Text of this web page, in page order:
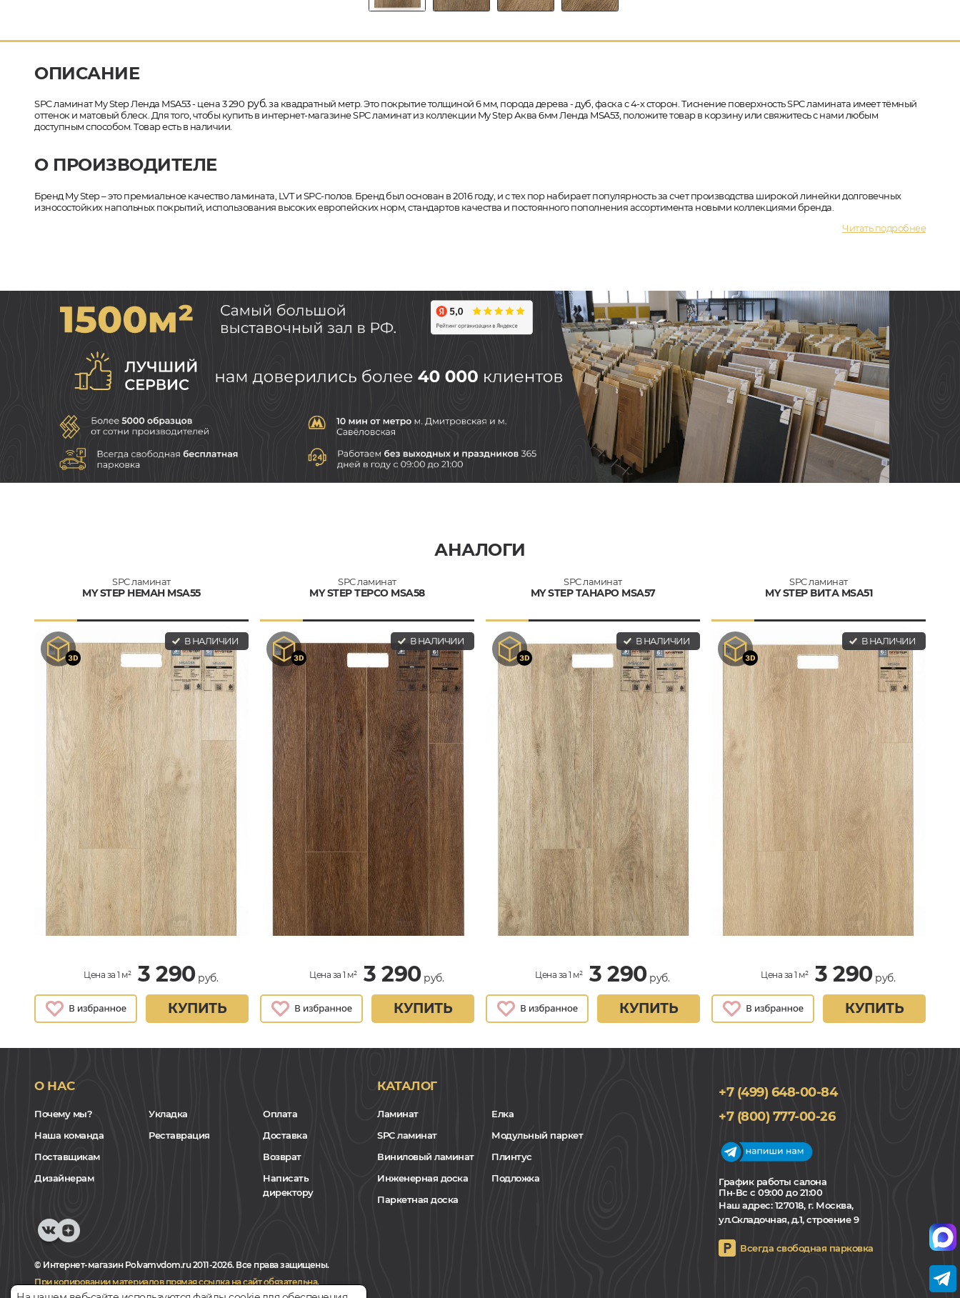
ОПИСАНИЕ
SPC ламинат My Step Ленда MSA53 - цена 3 290 руб.за квадратный метр. Это покрытие толщиной 6 мм, порода дерева - дуб, фаска с 4-х сторон. Тиснение поверхность SPC ламината имеет тёмный
оттенок и матовый блеск. Для того, чтобы купить в интернет-магазине SPC ламинат из коллекции My Step Аква 6мм Ленда MSA53, положите товар в корзину или свяжитесь с нами любым
доступным способом. Товар есть в наличии.
О ПРОИЗВОДИТЕЛЕ
Бренд My Step – это премиальное качество ламината, LVT и SPC-полов. Бренд был основан в 2016 году, и с тех пор набирает популярность за счет производства широкой линейки долговечных
износостойких напольных покрытий, использования высоких европейских норм, стандартов качества и постоянного пополнения ассортимента новыми коллекциями бренда.
Читать подробнее
АНАЛОГИ
SPC ламинат
MY STEP НЕМАН MSA55
В НАЛИЧИИ
Цена за 1 м² 3 290руб.
КУПИТЬ
SPC ламинат
MY STEP ТЕРСО MSA58
В НАЛИЧИИ
Цена за 1 м² 3 290руб.
КУПИТЬ
SPC ламинат
MY STEP ТАНАРО MSA57
В НАЛИЧИИ
Цена за 1 м² 3 290руб.
КУПИТЬ
SPC ламинат
MY STEP ВИТА MSA51
В НАЛИЧИИ
Цена за 1 м² 3 290руб.
КУПИТЬ
О НАС
Почему мы?
Наша команда
Поставщикам
Дизайнерам
Укладка
Реставрация
Оплата
Доставка
Возврат
Написать
директору
КАТАЛОГ
Ламинат
SPC ламинат
Виниловый ламинат
Инженерная доска
Паркетная доска
Елка
Модульный паркет
Плинтус
Подложка
+7 (499) 648-00-84
+7 (800) 777-00-26
График работы салона
Пн-Вс с 09:00 до 21:00
Наш адрес:127018, г. Москва,
ул.Складочная, д.1, строение 9
Всегда свободная парковка
© Интернет-магазин Polvamvdom.ru 2011-2026. Все права защищены.
При копировании материалов прямая ссылка на сайт обязательна.